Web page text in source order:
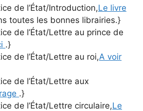
de l’État/Introduction,Le livre
toutes les bonnes librairies.}
de l’État/Lettre au prince de
.}
de l’État/Lettre au roi,A voir
de l’État/Lettre aux
.}
de l’État/Lettre circulaire,Le